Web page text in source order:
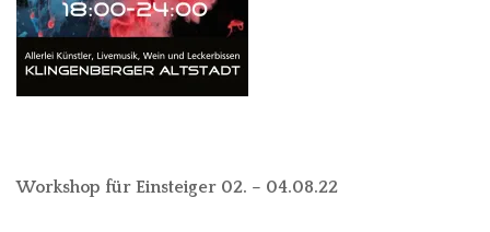
Workshop für Einsteiger 02. – 04.08.22